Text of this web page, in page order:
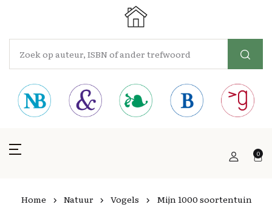
0
Home Natuur Vogels Mijn 1000 soortentuin